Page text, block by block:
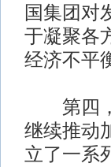
国集团对
于凝聚各
经济不平
第四，
继续推动
立了一系